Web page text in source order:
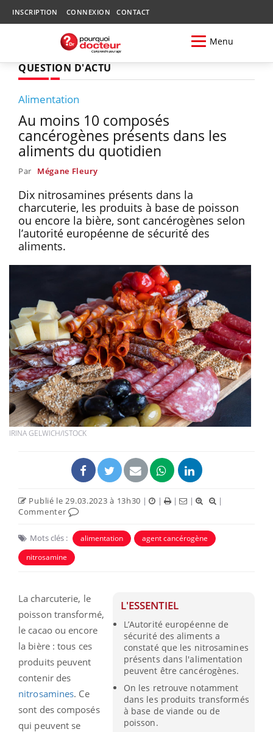
INSCRIPTION CONNEXION CONTACT
Menu
QUESTION D'ACTU
Alimentation
Au moins 10 composés
cancérogènes présents dans les
aliments du quotidien
Par Mégane Fleury
Dix nitrosamines présents dans la
charcuterie, les produits à base de poisson
ou encore la bière, sont cancérogènes selon
l’autorité européenne de sécurité des
aliments.
IRINA GELWICH/ISTOCK
Publié le 29.03.2023 à 13h30 | | | |
|
Commenter
Mots clés : alimentation
agent cancérogène
nitrosamine
L'ESSENTIEL
L’Autorité européenne de
sécurité des aliments a
constaté que les nitrosamines
présents dans l'alimentation
peuvent être cancérogènes.
On les retrouve notamment
dans les produits transformés
à base de viande ou de
poisson.
La charcuterie, le
poisson transformé,
le cacao ou encore
la bière : tous ces
produits peuvent
contenir des
nitrosamines. Ce
sont des composés
qui peuvent se